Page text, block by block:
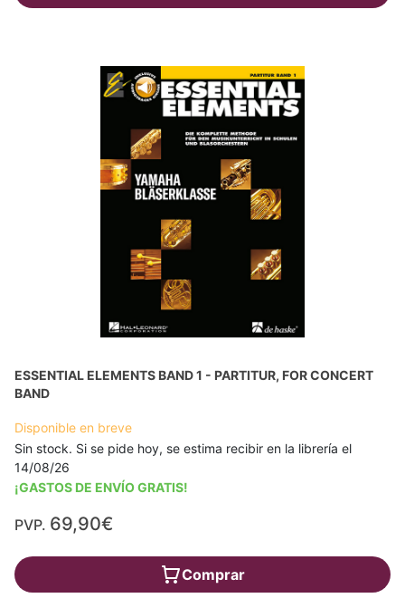
ESSENTIAL ELEMENTS BAND 1 - PARTITUR, FOR CONCERT
BAND
Disponible en breve
Sin stock. Si se pide hoy, se estima recibir en la librería el
14/08/26
¡GASTOS DE ENVÍO GRATIS!
PVP. 69,90€
Comprar